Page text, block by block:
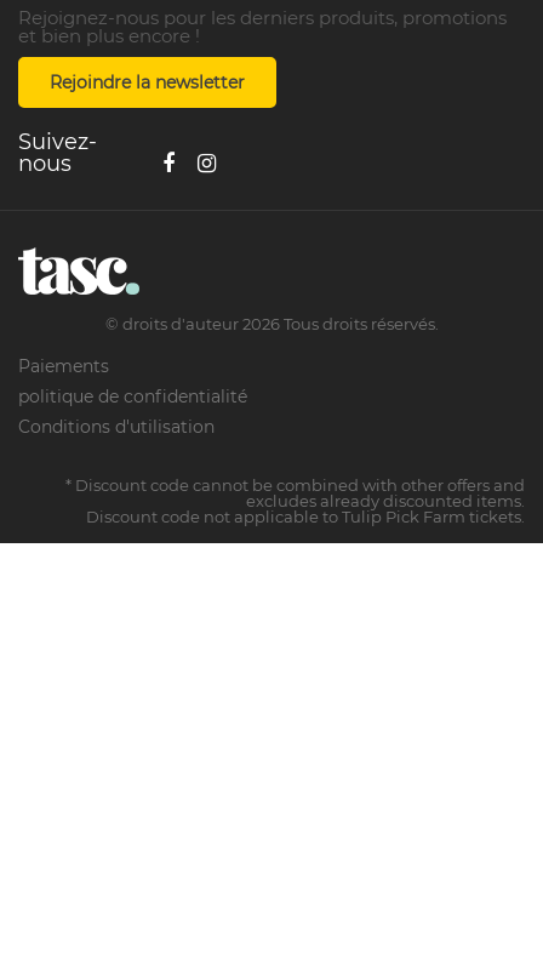
Rejoignez-nous pour les derniers produits, promotions
et bien plus encore !
Rejoindre la newsletter
Suivez-
nous
© droits d'auteur2026Tous droits réservés.
Paiements
politique de confidentialité
Conditions d'utilisation
* Discount code cannot be combined with other offers and
excludes already discounted items.
Discount code not applicable to Tulip Pick Farm tickets.